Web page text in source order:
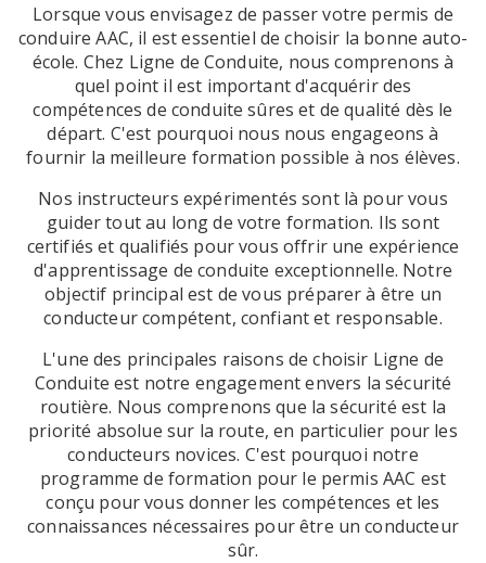
Lorsque vous envisagez de passer votre permis de
conduire AAC, il est essentiel de choisir la bonne auto-
école. Chez Ligne de Conduite, nous comprenons à
quel point il est important d'acquérir des
compétences de conduite sûres et de qualité dès le
départ. C'est pourquoi nous nous engageons à
fournir la meilleure formation possible à nos élèves.
Nos instructeurs expérimentés sont là pour vous
guider tout au long de votre formation. Ils sont
certifiés et qualifiés pour vous offrir une expérience
d'apprentissage de conduite exceptionnelle. Notre
objectif principal est de vous préparer à être un
conducteur compétent, confiant et responsable.
L'une des principales raisons de choisir Ligne de
Conduite est notre engagement envers la sécurité
routière. Nous comprenons que la sécurité est la
priorité absolue sur la route, en particulier pour les
conducteurs novices. C'est pourquoi notre
programme de formation pour le permis AAC est
conçu pour vous donner les compétences et les
connaissances nécessaires pour être un conducteur
sûr.